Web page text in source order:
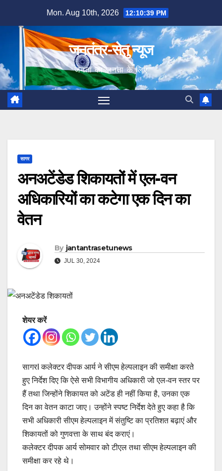
content
Mon. Aug 10th, 2026 12:10:40 PM
जनतंत्र-सेतु न्यूज
जनता का जनता के लिए
सागर
अनअटेंडेड शिकायतों में एल-वन
अधिकारियों का कटेगा एक दिन का
वेतन
By jantantrasetunews
JUL 30, 2024
शेयर करें
सागरI कलेक्टर दीपक आर्य ने सीएम हेल्पलाइन की समीक्षा करते
हुए निर्देश दिए कि ऐसे सभी विभागीय अधिकारी जो एल-वन स्तर पर
हैं तथा जिन्होंने शिकायत को अटेंड ही नहीं किया है, उनका एक
दिन का वेतन काटा जाए। उन्होंने स्पष्ट निर्देश देते हुए कहा है कि
सभी अधिकारी सीएम हेल्पलाइन में संतुष्टि का प्रतिशत बढ़ाएं और
शिकायतों को गुणवत्ता के साथ बंद कराएं।
कलेक्टर दीपक आर्य सोमवार को टीएल तथा सीएम हेल्पलाइन की
समीक्षा कर रहे थे।